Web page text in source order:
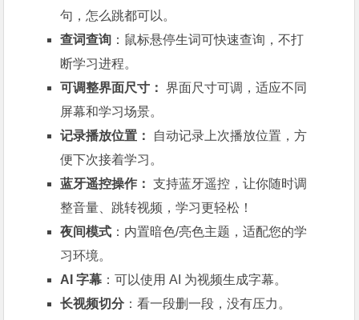
句，怎么跳都可以。
查词查询 ：鼠标悬停生词可快速查询，不打
断学习进程。
可调整界面尺寸： 界面尺寸可调，适应不同
屏幕和学习场景。
记录播放位置：
自动记录上次播放位置，方
便下次接着学习。
蓝牙遥控操作： 支持蓝牙遥控，让你随时调
整音量、跳转视频，学习更轻松！
夜间模式 ：内置暗色/亮色主题，适配您的学
习环境。
AI 字幕 ：可以使用 AI 为视频生成字幕。
长视频切分：看一段删一段，没有压力。